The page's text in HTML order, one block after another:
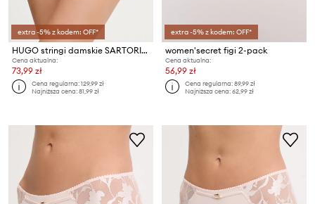
extra -5% z kodem: OFF*
HUGO stringi damskie SARTORIAL STRING
Cena aktualna:
73,99 zł
Cena regularna:129,99 zł
Najniższa cena:81,99 zł
extra -5% z kodem: OFF*
women'secret figi 2-pack
Cena aktualna:
56,99 zł
Cena regularna:89,99 zł
Najniższa cena:62,99 zł